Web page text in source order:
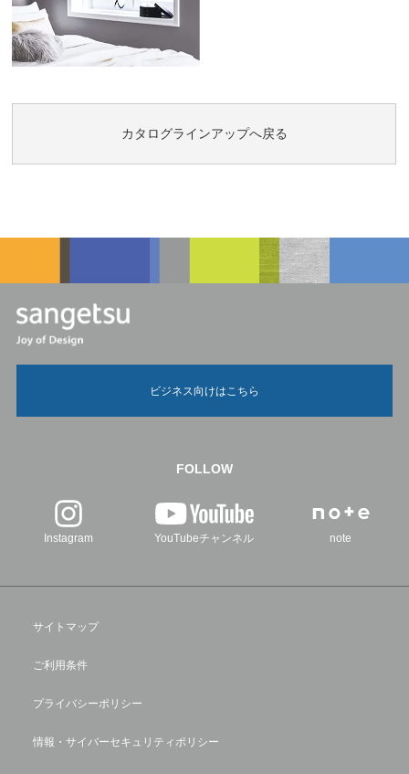
カタログラインアップへ戻る
ビジネス向けはこちら
FOLLOW
Instagram YouTubeチャンネル note
サイトマップ
ご利用条件
プライバシーポリシー
情報・サイバーセキュリティポリシー